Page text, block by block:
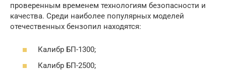
проверенным временем технологиям безопасности и
качества. Среди наиболее популярных моделей
отечественных бензопил находятся:
Калибр БП-1300;
Калибр БП-2500;